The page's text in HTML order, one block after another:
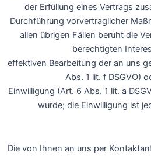
der Erfüllung eines Vertrags
Durchführung vorvertraglicher
allen übrigen Fällen beruht die
berechtigten
effektiven Bearbeitung der an uns
Abs. 1 lit. f DSGVO)
Einwilligung (Art. 6 Abs. 1 lit. a
wurde; die Einwilligung ist
Die von Ihnen an uns per